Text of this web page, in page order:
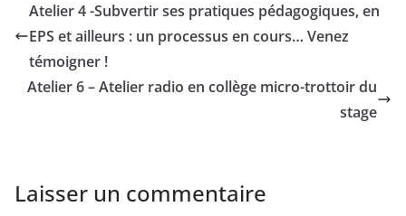
Atelier 4 -Subvertir ses pratiques pédagogiques, en
EPS et ailleurs : un processus en cours… Venez
témoigner !
Atelier 6 – Atelier radio en collège micro-trottoir du
stage
Laisser un commentaire